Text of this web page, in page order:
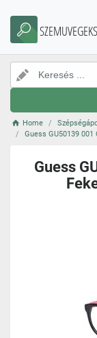
Home
Guess GU50139
Guess